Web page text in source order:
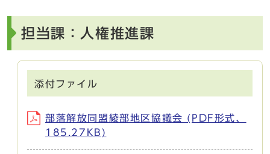
担当課：人権推進課
添付ファイル
部落解放同盟綾部地区協議会 (PDF形式、
185.27KB)